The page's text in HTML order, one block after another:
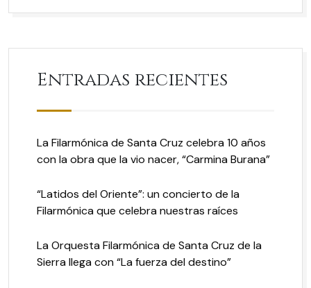
Entradas recientes
La Filarmónica de Santa Cruz celebra 10 años
con la obra que la vio nacer, “Carmina Burana”
“Latidos del Oriente”: un concierto de la
Filarmónica que celebra nuestras raíces
La Orquesta Filarmónica de Santa Cruz de la
Sierra llega con “La fuerza del destino”